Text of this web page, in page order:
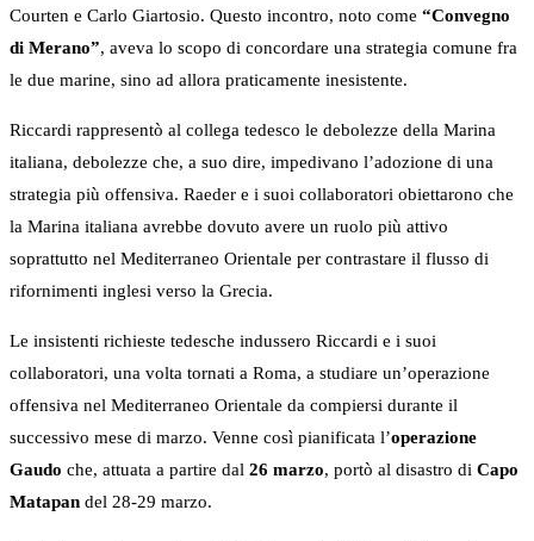
Courten e Carlo Giartosio. Questo incontro, noto come “Convegno
di Merano”, aveva lo scopo di concordare una strategia comune fra
le due marine, sino ad allora praticamente inesistente.
Riccardi rappresentò al collega tedesco le debolezze della Marina
italiana, debolezze che, a suo dire, impedivano l’adozione di una
strategia più offensiva. Raeder e i suoi collaboratori obiettarono che
la Marina italiana avrebbe dovuto avere un ruolo più attivo
soprattutto nel Mediterraneo Orientale per contrastare il flusso di
rifornimenti inglesi verso la Grecia.
Le insistenti richieste tedesche indussero Riccardi e i suoi
collaboratori, una volta tornati a Roma, a studiare un’operazione
offensiva nel Mediterraneo Orientale da compiersi durante il
successivo mese di marzo. Venne così pianificata l’operazione
Gaudo che, attuata a partire dal 26 marzo, portò al disastro di Capo
Matapan del 28-29 marzo.